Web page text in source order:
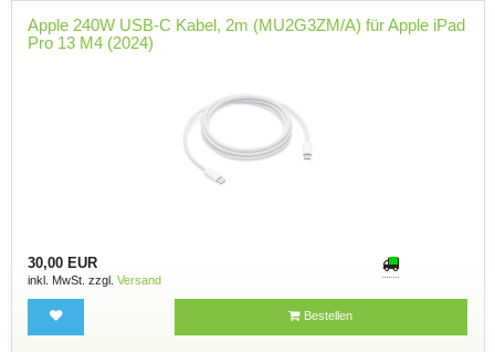
Apple 240W USB-C Kabel, 2m (MU2G3ZM/A) für Apple iPad
Pro 13 M4 (2024)
30,00 EUR
inkl. MwSt. zzgl. Versand
Bestellen